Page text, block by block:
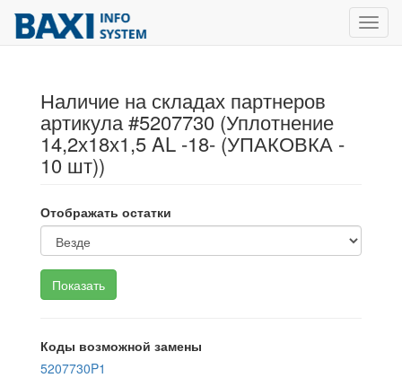
Наличие на складах партнеров
артикула #5207730 (Уплотнение
14,2х18х1,5 AL -18- (УПАКОВКА -
10 шт))
Отображать остатки
Коды возможной замены
5207730P1